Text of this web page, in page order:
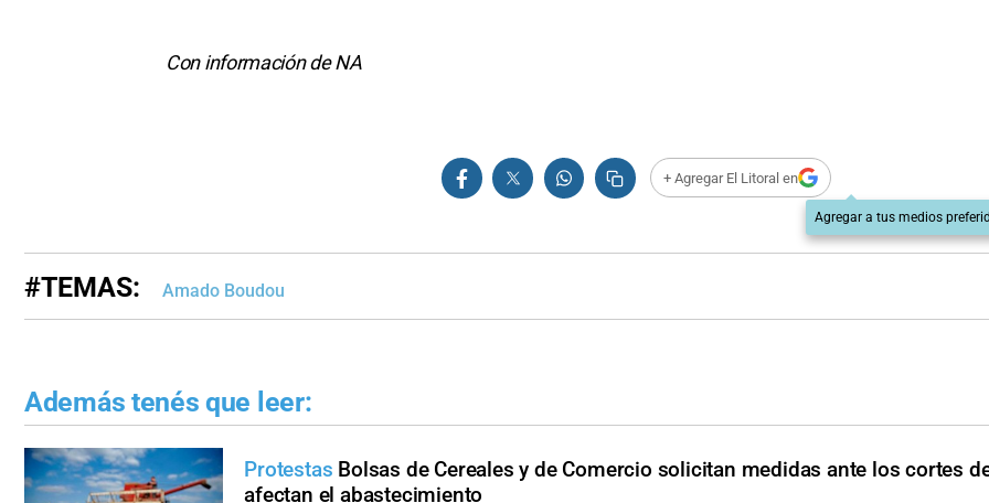
Con información de NA
+ Agregar El Litoral en
Agregar a tus medios
#TEMAS: Amado Boudou
Además tenés que leer:
Protestas Bolsas de Cereales y de Comercio solicitan medidas ante los cortes
afectan el abastecimiento